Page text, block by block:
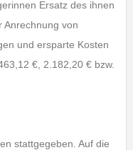
Ersatz des ihnen
Anrechnung von
und ersparte Kosten
€, 2.182,20 € bzw.
stattgegeben. Auf die